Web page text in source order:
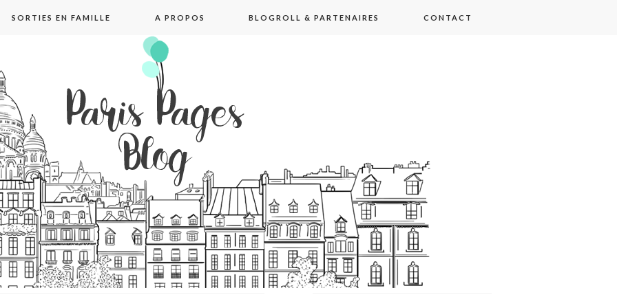
SORTIES EN FAMILLE A PROPOS BLOGROLL & PARTENAIRES CONTACT
blog